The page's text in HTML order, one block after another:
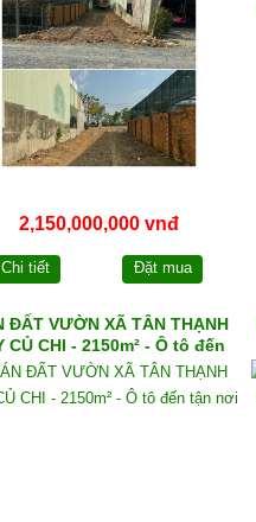
2,150,000,000 vnđ
Chi tiết Đặt mua
ĐẤT VƯỜN XÃ TÂN THẠNH
CỦ CHI - 2150m² - Ô tô đến
tận nơi